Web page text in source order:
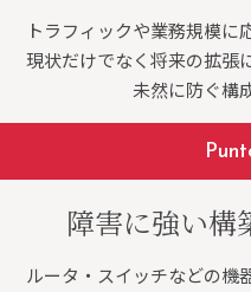
トラフィックや業務規模に
現状だけでなく将来の拡張
未然に防ぐ構
障害に強い構
ルータ・スイッチなどの機